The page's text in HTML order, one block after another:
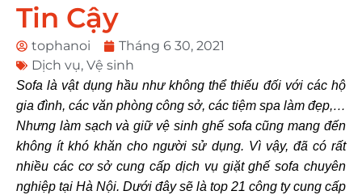
Tin Cậy
tophanoi
Tháng 6 30, 2021
Dịch vụ, Vệ sinh
Sofa là vật dụng hầu như không thể thiếu đối với các hộ
gia đình, các văn phòng công sở, các tiệm spa làm đẹp,…
Nhưng làm sạch và giữ vệ sinh ghế sofa cũng mang đến
không ít khó khăn cho người sử dụng. Vì vậy, đã có rất
nhiều các cơ sở cung cấp dịch vụ giặt ghế sofa chuyên
nghiệp tại Hà Nội. Dưới đây sẽ là top 21 công ty cung cấp